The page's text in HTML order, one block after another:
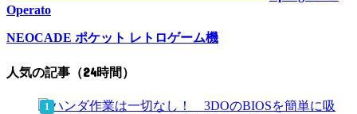
Operato
NEOCADE ポケット レトロゲーム機
人気の記事（24時間）